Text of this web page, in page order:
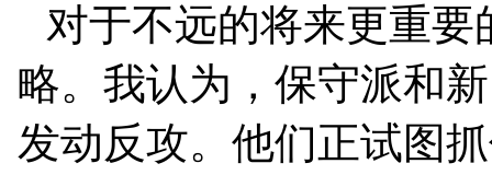
对于不远的将来更重
略。我认为，保守派和
发动反攻。他们正试图